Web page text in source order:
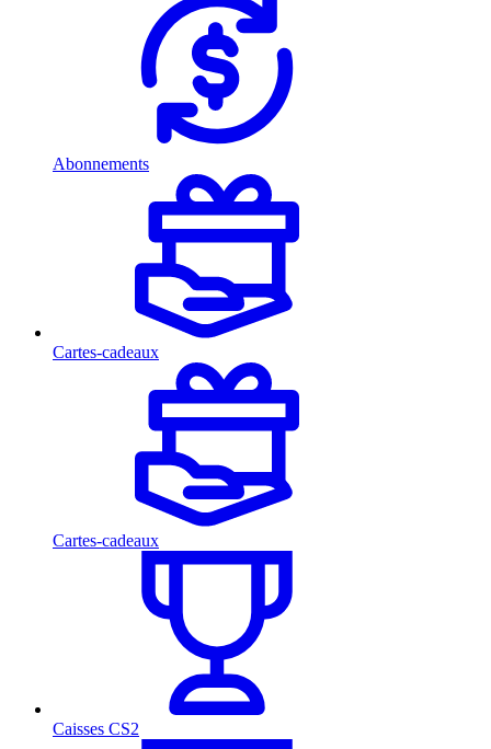
Abonnements
Cartes-cadeaux
Cartes-cadeaux
Caisses CS2